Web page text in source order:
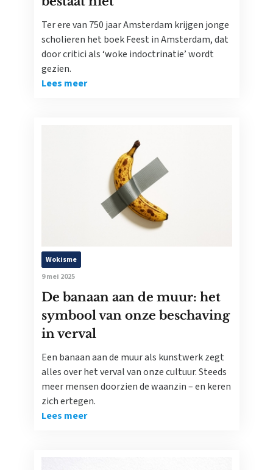
Ter ere van 750 jaar Amsterdam krijgen jonge
scholieren het boek Feest in Amsterdam, dat
door critici als ‘woke indoctrinatie’ wordt
gezien.
Lees meer
Wokisme
9 mei 2025
De banaan aan de muur: het
symbool van onze beschaving
in verval
Een banaan aan de muur als kunstwerk zegt
alles over het verval van onze cultuur. Steeds
meer mensen doorzien de waanzin – en keren
zich ertegen.
Lees meer